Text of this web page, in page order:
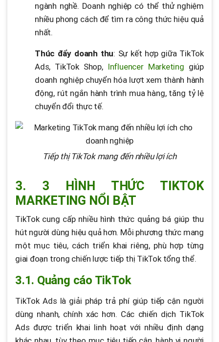
ngành nghề. Doanh nghiệp có thể thử nghiệm
nhiều phong cách để tìm ra công thức hiệu quả
nhất.
Thúc đẩy doanh thu: Sự kết hợp giữa TikTok
Ads, TikTok Shop, Influencer Marketing giúp
doanh nghiệp chuyển hóa lượt xem thành hành
động, rút ngắn hành trình mua hàng, tăng tỷ lệ
chuyển đổi thực tế.
Tiếp thị TikTok mang đến nhiều lợi ích
3. 3 HÌNH THỨC TIKTOK
MARKETING NỔI BẬT
TikTok cung cấp nhiều hình thức quảng bá giúp thu
hút người dùng hiệu quả hơn. Mỗi phương thức mang
một mục tiêu, cách triển khai riêng, phù hợp từng
giai đoạn trong chiến lược tiếp thị TikTok tổng thể.
3.1. Quảng cáo TikTok
TikTok Ads là giải pháp trả phí giúp tiếp cận người
dùng nhanh, chính xác hơn. Các chiến dịch TikTok
Ads được triển khai linh hoạt với nhiều định dạng